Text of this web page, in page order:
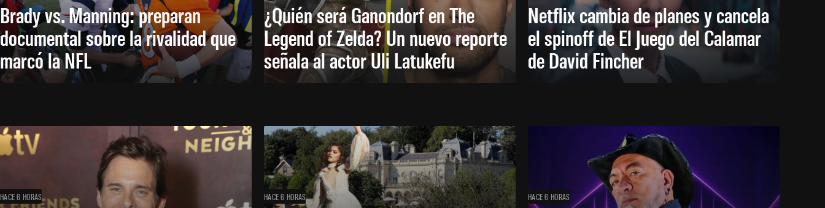
Brady vs. Manning: preparan
documental sobre la rivalidad que
marcó la NFL
¿Quién será Ganondorf en The
Legend of Zelda? Un nuevo reporte
señala al actor Uli Latukefu
Netflix cambia de planes y cancela
el spinoff de El Juego del Calamar
de David Fincher
HACE 6 HORAS HACE 6 HORAS HACE 6 HORAS